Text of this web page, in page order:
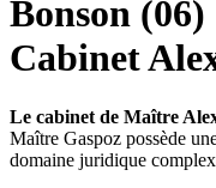
Bonson (06)
Cabinet
Le cabinet de Maître
Maître Gaspoz possède
domaine juridique